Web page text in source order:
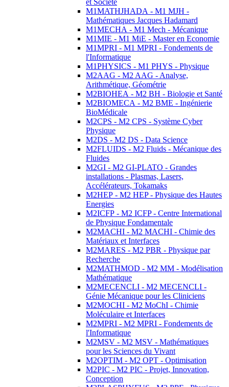
et Société
M1MATHJHADA - M1 MJH -
Mathématiques Jacques Hadamard
M1MECHA - M1 Mech - Mécanique
M1MIE - M1 MiE - Master en Economie
M1MPRI - M1 MPRI - Fondements de
l'Informatique
M1PHYSICS - M1 PHYS - Physique
M2AAG - M2 AAG - Analyse,
Arithmétique, Géométrie
M2BIOHEA - M2 BH - Biologie et Santé
M2BIOMECA - M2 BME - Ingénierie
BioMédicale
M2CPS - M2 CPS - Système Cyber
Physique
M2DS - M2 DS - Data Science
M2FLUIDS - M2 Fluids - Mécanique des
Fluides
M2GI - M2 GI-PLATO - Grandes
installations - Plasmas, Lasers,
Accélérateurs, Tokamaks
M2HEP - M2 HEP - Physique des Hautes
Energies
M2ICFP - M2 ICFP - Centre International
de Physique Fondamentale
M2MACHI - M2 MACHI - Chimie des
Matériaux et Interfaces
M2MARES - M2 PBR - Physique par
Recherche
M2MATHMOD - M2 MM - Modélisation
Mathématique
M2MECENCLI - M2 MECENCLI -
Génie Mécanique pour les Cliniciens
M2MOCHI - M2 MoChI - Chimie
Moléculaire et Interfaces
M2MPRI - M2 MPRI - Fondements de
l'Informatique
M2MSV - M2 MSV - Mathématiques
pour les Sciences du Vivant
M2OPTIM - M2 OPT - Optimisation
M2PIC - M2 PIC - Projet, Innovation,
Conception